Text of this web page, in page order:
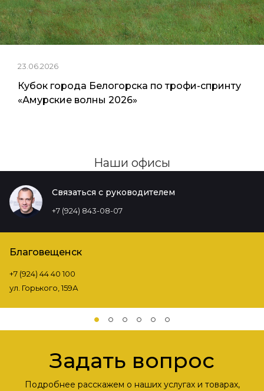
23.06.2026
Кубок города Белогорска по трофи-спринту
«Амурские волны 2026»
Наши офисы
Связаться с руководителем
+7 (924) 843-08-07
Благовещенск
+7 (924) 44 40 100
ул. Горького, 159А
Задать вопрос
Подробнее расскажем о наших услугах и товарах,